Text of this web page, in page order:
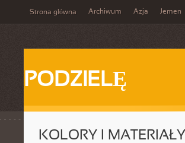
Strona główna Archiwum Azja Jemen
PODZIELĘ
KOLORY I MATERIAŁY